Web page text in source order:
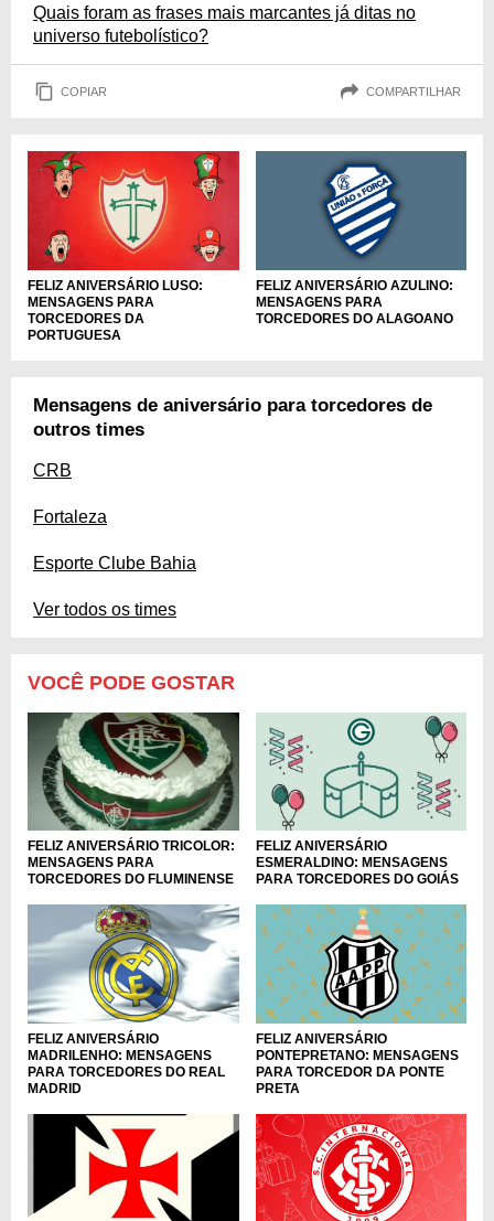
Quais foram as frases mais marcantes já ditas no
universo futebolístico?
COPIAR COMPARTILHAR
FELIZ ANIVERSÁRIO LUSO:
MENSAGENS PARA
TORCEDORES DA
PORTUGUESA
FELIZ ANIVERSÁRIO AZULINO:
MENSAGENS PARA
TORCEDORES DO ALAGOANO
Mensagens de aniversário para torcedores de
outros times
CRB
Fortaleza
Esporte Clube Bahia
Ver todos os times
VOCÊ PODE GOSTAR
FELIZ ANIVERSÁRIO TRICOLOR:
MENSAGENS PARA
TORCEDORES DO FLUMINENSE
FELIZ ANIVERSÁRIO
ESMERALDINO: MENSAGENS
PARA TORCEDORES DO GOIÁS
FELIZ ANIVERSÁRIO
MADRILENHO: MENSAGENS
PARA TORCEDORES DO REAL
MADRID
FELIZ ANIVERSÁRIO
PONTEPRETANO: MENSAGENS
PARA TORCEDOR DA PONTE
PRETA